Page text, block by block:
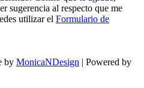
sugerencia al respecto que me
utilizar el Formulario de
by MonicaNDesign | Powered by